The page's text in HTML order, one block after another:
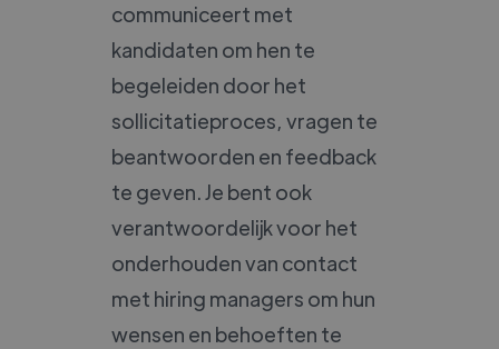
communiceert met
kandidaten om hen te
begeleiden door het
sollicitatieproces, vragen te
beantwoorden en feedback
te geven. Je bent ook
verantwoordelijk voor het
onderhouden van contact
met hiring managers om hun
wensen en behoeften te